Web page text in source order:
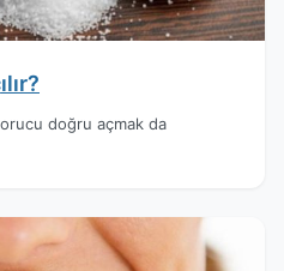
doğru açmak da